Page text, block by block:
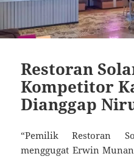
Restoran
Kompetitor
Dianggap
“Pemilik Restoran
menggugat Erwin